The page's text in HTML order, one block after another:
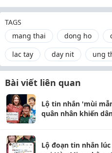
TAGS
mang thai
dong ho
lac tay
day nit ung
Bài viết liên quan
Lộ tin nhắn 'mùi
quân nhân khiến
Lộ đoạn tin nhắn